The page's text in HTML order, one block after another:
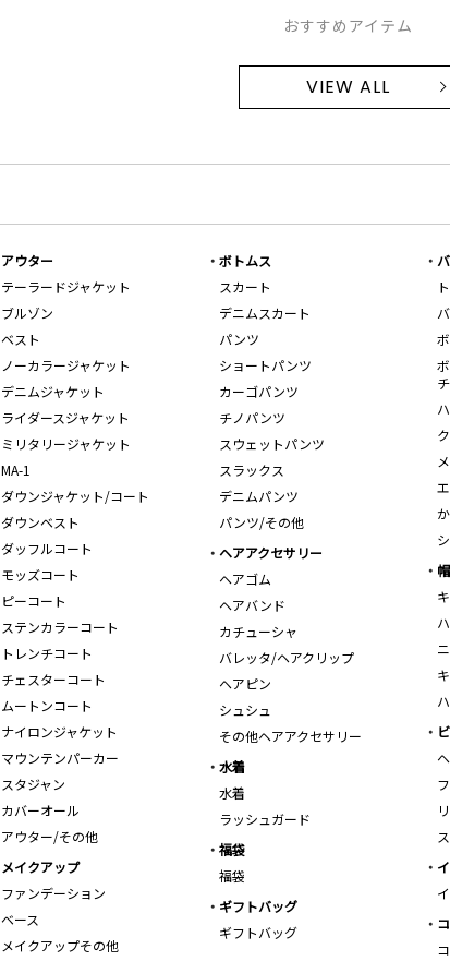
おすすめアイテム
VIEW ALL
アウター
テーラードジャケット
ブルゾン
ベスト
ノーカラージャケット
デニムジャケット
ライダースジャケット
ミリタリージャケット
MA-1
ダウンジャケット/コート
ダウンベスト
ダッフルコート
モッズコート
ピーコート
ステンカラーコート
トレンチコート
チェスターコート
ムートンコート
ナイロンジャケット
マウンテンパーカー
スタジャン
カバーオール
アウター/その他
ボトムス
スカート
デニムスカート
パンツ
ショートパンツ
カーゴパンツ
チノパンツ
スウェットパンツ
スラックス
デニムパンツ
パンツ/その他
チ
ヘアアクセサリー
ヘアゴム
ヘアバンド
カチューシャ
バレッタ/ヘアクリップ
ヘアピン
シュシュ
その他ヘアアクセサリー
水着
水着
ラッシュガード
福袋
福袋
メイクアップ
ファンデーション
ベース
メイクアップその他
ギフトバッグ
ギフトバッグ